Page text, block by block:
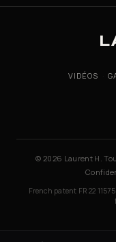
VIDÉOS
© 2026 Laurent H.
·
French patent FR 22